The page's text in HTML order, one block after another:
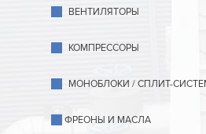
ВЕНТИЛЯТОРЫ
КОМПРЕССОРЫ
МОНОБЛОКИ / СПЛИТ-
ФРЕОНЫ И МАСЛА